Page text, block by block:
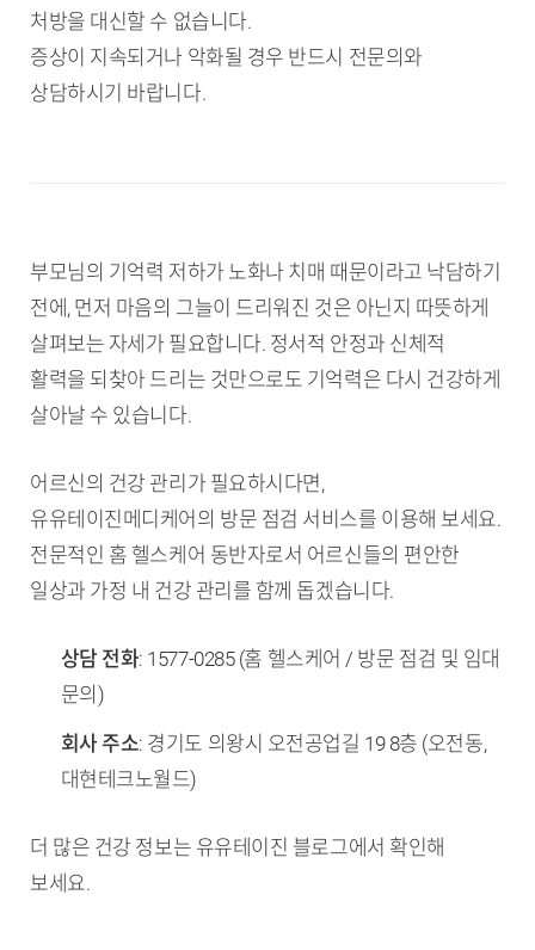
처방을 대신할 수 없습니다.
증상이 지속되거나 악화될 경우 반드시 전문의와
상담하시기 바랍니다.
부모님의 기억력 저하가 노화나 치매 때문이라고 낙담하기
전에, 먼저 마음의 그늘이 드리워진 것은 아닌지 따뜻하게
살펴보는 자세가 필요합니다. 정서적 안정과 신체적
활력을 되찾아 드리는 것만으로도 기억력은 다시 건강하게
살아날 수 있습니다.
어르신의 건강 관리가 필요하시다면,
유유테이진메디케어의 방문 점검 서비스를 이용해 보세요.
전문적인 홈 헬스케어 동반자로서 어르신들의 편안한
일상과 가정 내 건강 관리를 함께 돕겠습니다.
상담 전화: 1577-0285 (홈 헬스케어 / 방문 점검 및 임대
문의)
회사 주소: 경기도 의왕시 오전공업길 19 8층 (오전동,
대현테크노월드)
더 많은 건강 정보는 유유테이진 블로그에서 확인해
보세요.